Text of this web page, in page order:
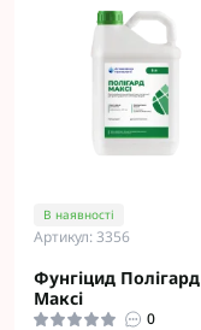
В наявності
Артикул: 3356
Фунгіцид Полігард
Максі
0